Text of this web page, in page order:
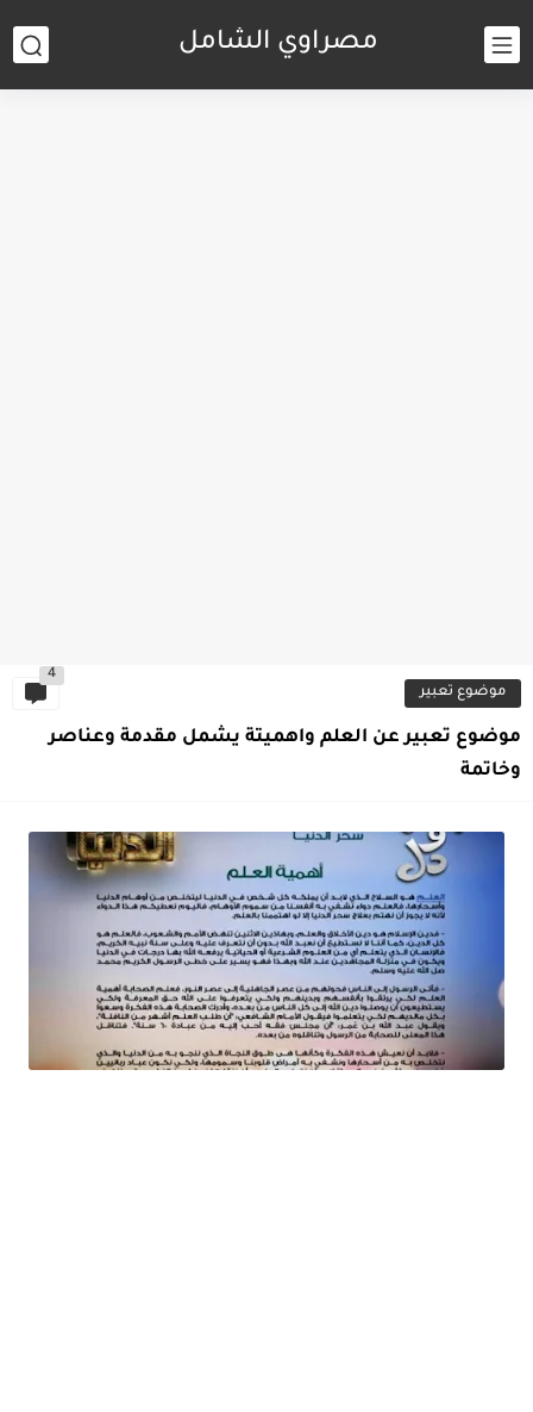
مصراوي الشامل
موضوع تعبير
4
موضوع تعبير عن العلم واهميتة يشمل مقدمة وعناصر
وخاتمة